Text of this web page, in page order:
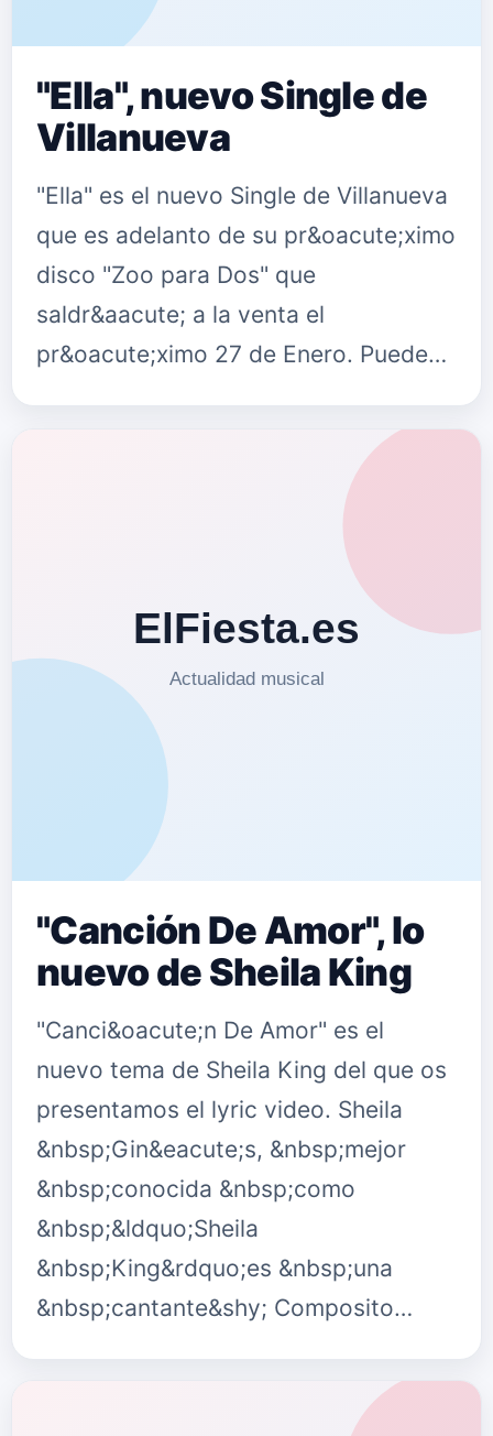
"Ella", nuevo Single de
Villanueva
"Ella" es el nuevo Single de Villanueva
que es adelanto de su pr&oacute;ximo
disco "Zoo para Dos" que
saldr&aacute; a la venta el
pr&oacute;ximo 27 de Enero. Puedes
"Canción De Amor", lo
nuevo de Sheila King
"Canci&oacute;n De Amor" es el
nuevo tema de Sheila King del que os
presentamos el lyric video. Sheila
&nbsp;Gin&eacute;s, &nbsp;mejor
&nbsp;conocida &nbsp;como
&nbsp;&ldquo;Sheila
&nbsp;King&rdquo;es &nbsp;una
&nbsp;cantante&shy; Composito…